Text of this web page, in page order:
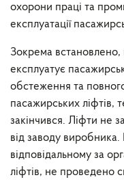
охорони праці та
експлуатації
Зокрема
експлуатує
обстеження та
пасажирських ліфтів,
закінчився. Ліфти не
від заводу виробника.
відповідальному за
ліфтів, не проведено